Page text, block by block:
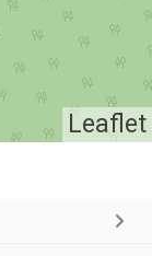
Leaflet